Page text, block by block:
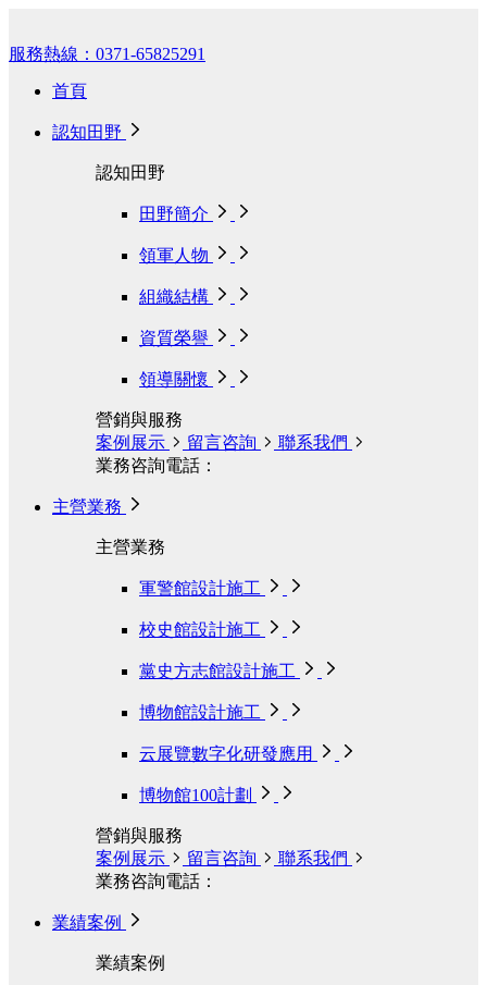
服務熱線：0371-65825291
首頁
認知田野
認知田野
田野簡介
領軍人物
組織結構
資質榮譽
領導關懷
營銷與服務
案例展示
留言咨詢
聯系我們
業務咨詢電話：
主營業務
主營業務
軍警館設計施工
校史館設計施工
黨史方志館設計施工
博物館設計施工
云展覽數字化研發應用
博物館100計劃
營銷與服務
案例展示
留言咨詢
聯系我們
業務咨詢電話：
業績案例
業績案例